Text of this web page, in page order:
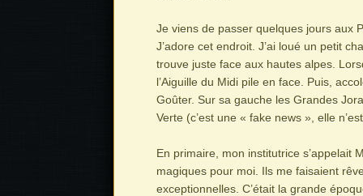
Je viens de passer quelques jours aux
J’adore cet endroit. J’ai loué un petit
trouve juste face aux hautes alpes.
l’Aiguille du Midi pile en face. Puis,
Goûter. Sur sa gauche les Grandes
Verte (c’est une « fake news », elle
En primaire, mon institutrice s’appelait
magiques pour moi. Ils me faisaient
exceptionnelles. C’était la grande